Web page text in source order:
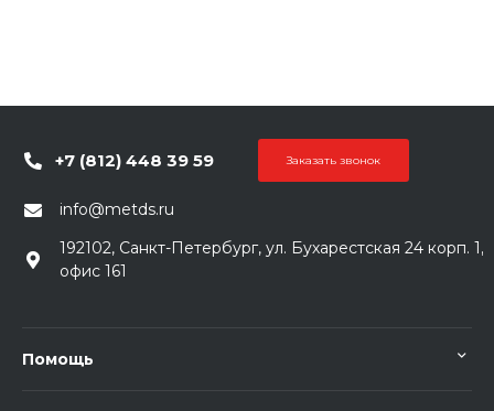
+7 (812) 448 39 59 Заказать звонок
info@metds.ru
192102, Санкт-Петербург, ул. Бухарестская 24 корп. 1,
офис 161
Помощь